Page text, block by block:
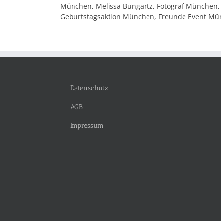
München, Melissa Bungartz, Fotograf
Geburtstagsaktion München, Freunde Event
Datenschutz
AGB
Impressum